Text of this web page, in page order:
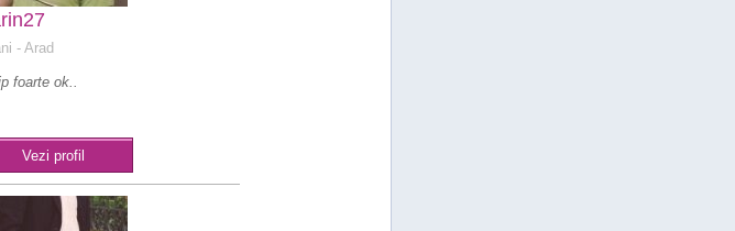
- Arad
foarte ok..
Vezi profil